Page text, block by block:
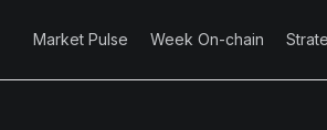
Market Pulse Week On-chain